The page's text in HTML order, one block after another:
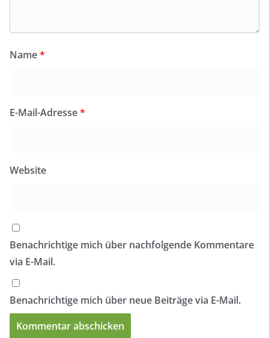
Name*
E-Mail-Adresse*
Website
Benachrichtige mich über nachfolgende Kommentare
via E-Mail.
Benachrichtige mich über neue Beiträge via E-Mail.